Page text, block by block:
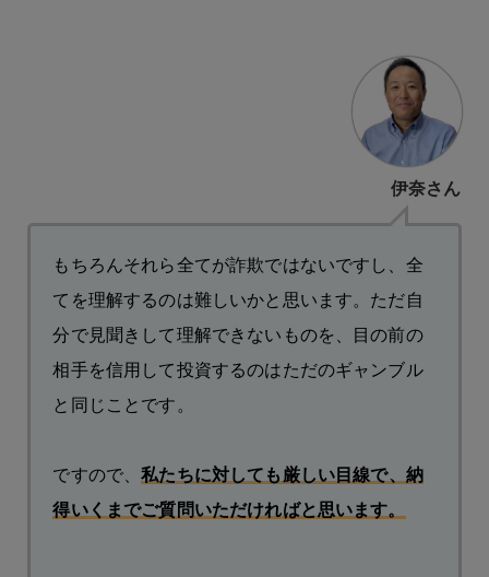
伊奈さん
もちろんそれら全てが詐欺ではないですし、全
てを理解するのは難しいかと思います。ただ自
分で見聞きして理解できないものを、目の前の
相手を信用して投資するのはただのギャンブル
と同じことです。
ですので、私たちに対しても厳しい目線で、納
得いくまでご質問いただければと思います。